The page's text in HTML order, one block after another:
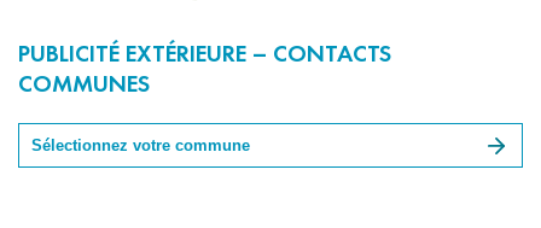
PUBLICITÉ EXTÉRIEURE – CONTACTS
COMMUNES